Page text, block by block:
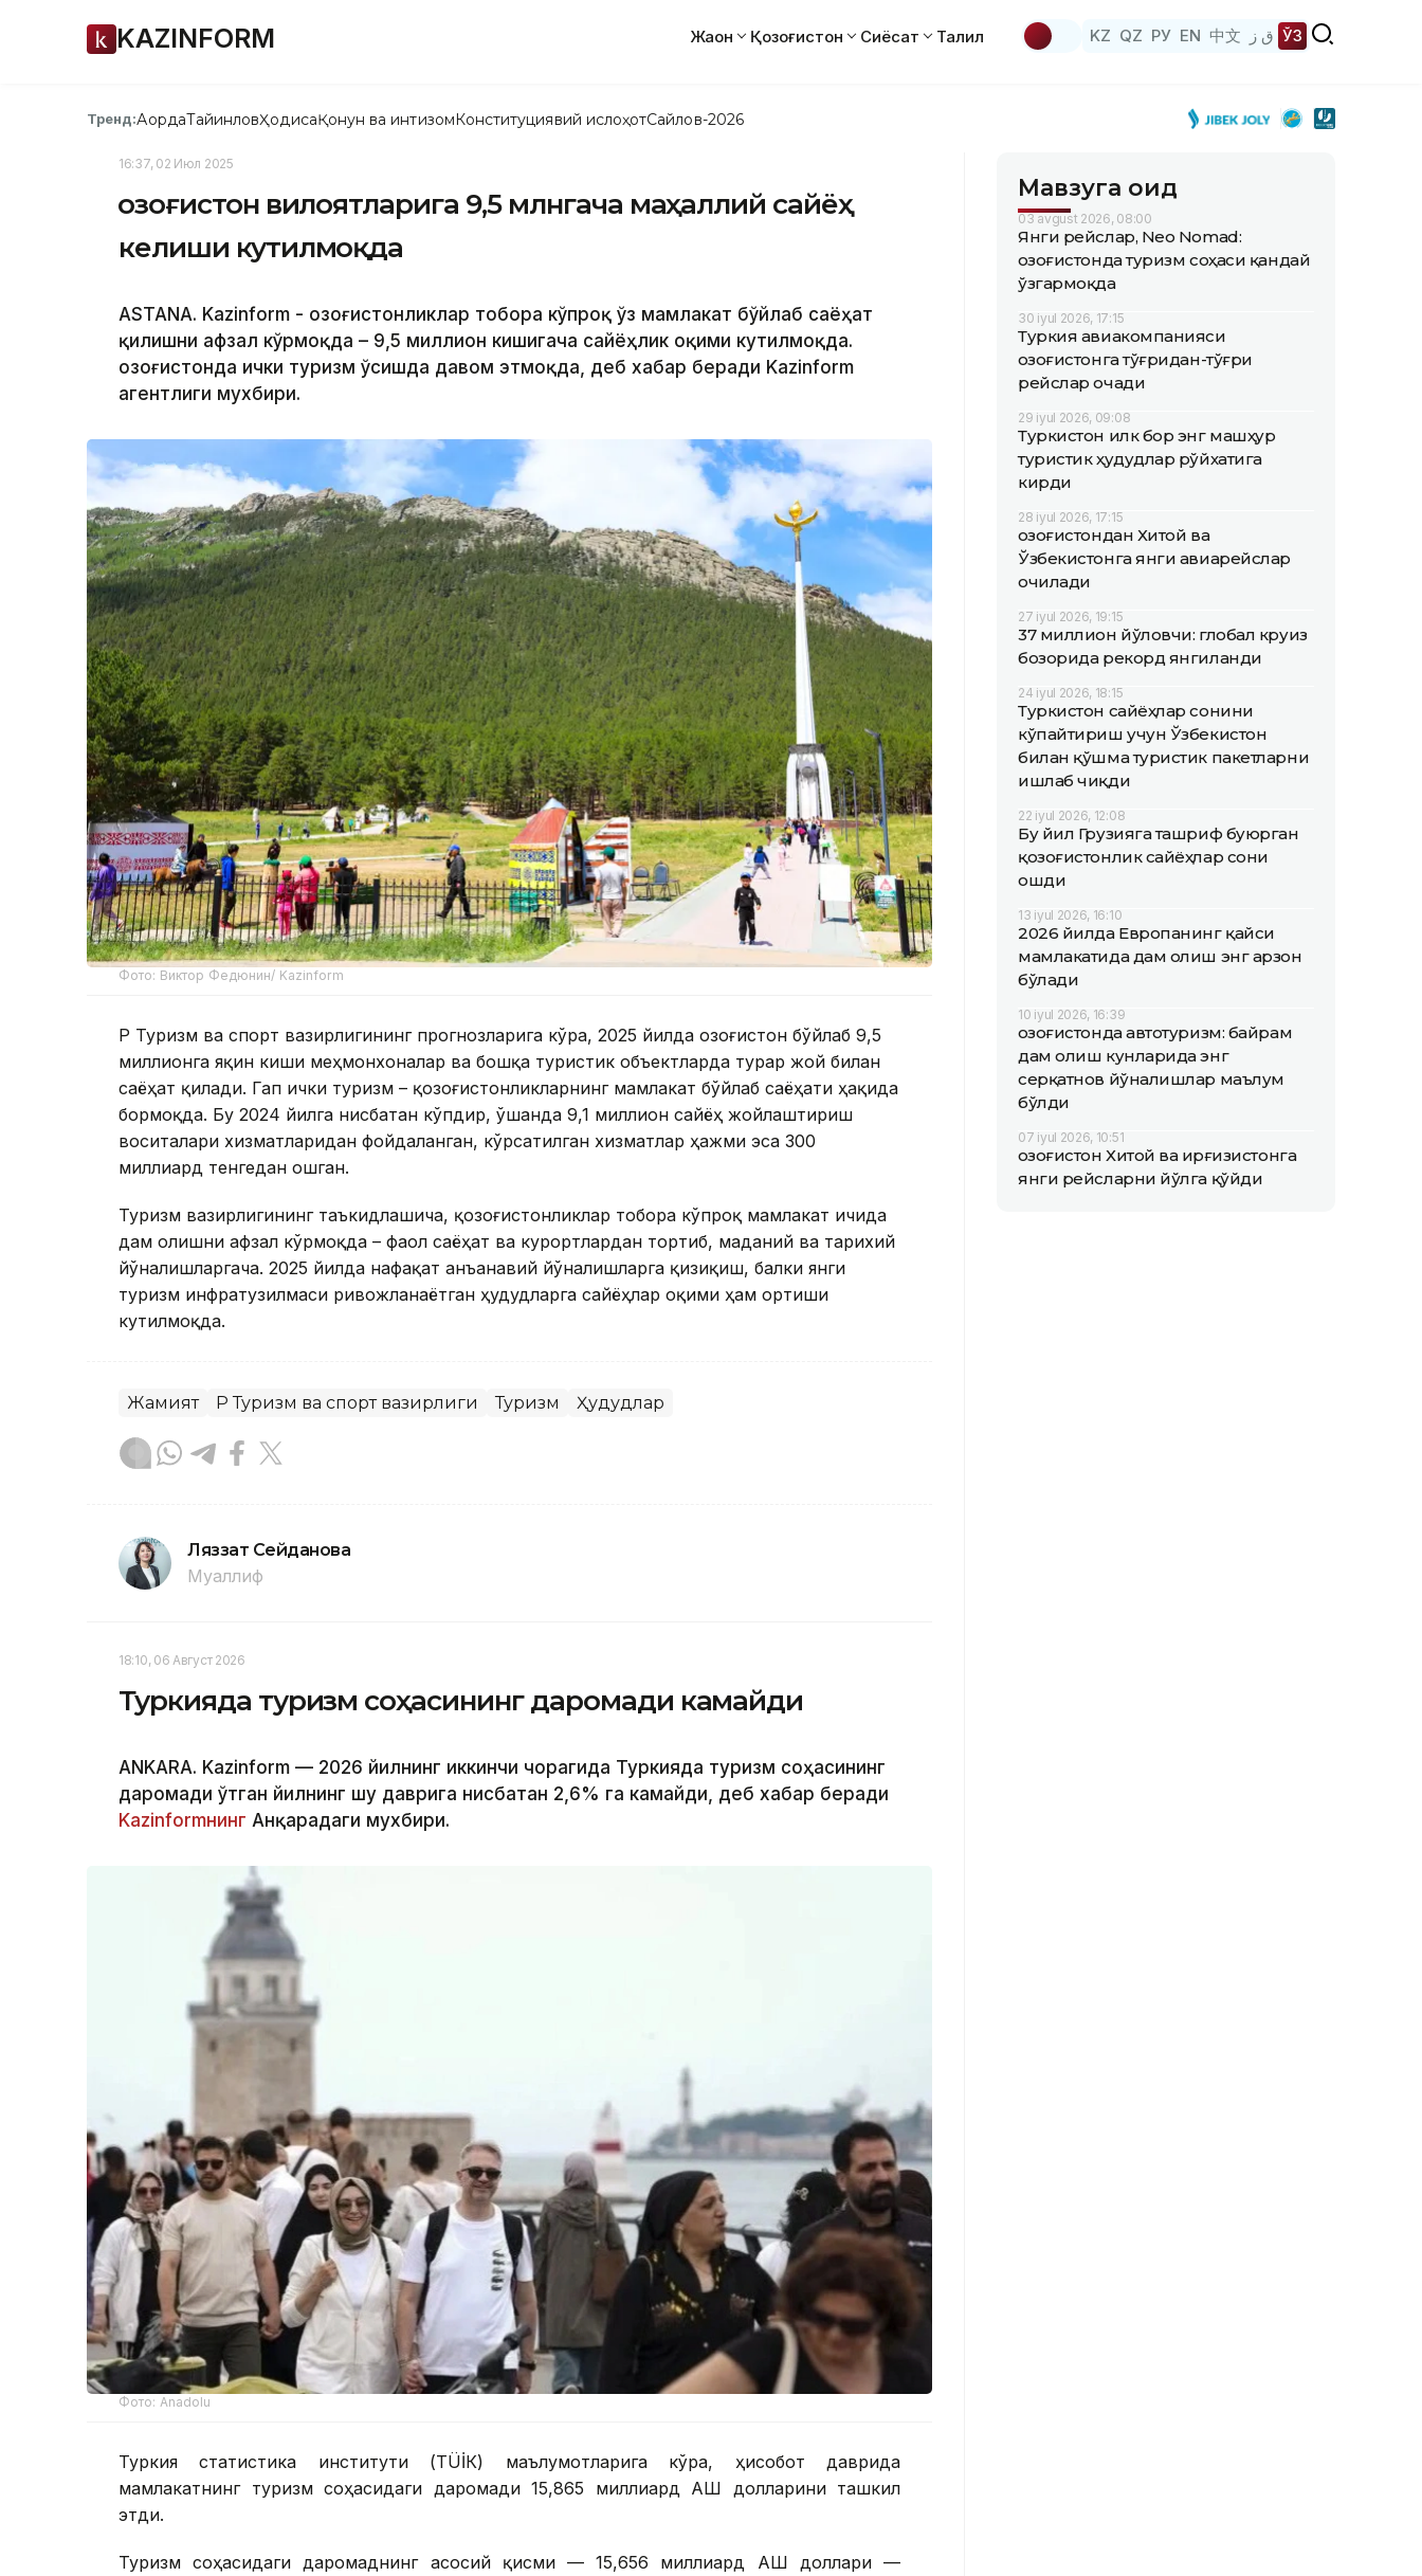
KAZINFORM Жаҳон Қозоғистон Сиёсат Таҳлил KZ QZ РУ EN 中文 ق ز ЎЗ
Тренд:АқордаТайинловҲодисаҚонун ва интизомКонституциявий ислоҳотСайлов-2026
16:37, 02 Июл 2025
Қозоғистон вилоятларига 9,5 млнгача маҳаллий сайёҳ
келиши кутилмоқда
ASTANA. Kazinform - Қозоғистонликлар тобора кўпроқ ўз мамлакат бўйлаб саёҳат
қилишни афзал кўрмоқда – 9,5 миллион кишигача сайёҳлик оқими кутилмоқда.
Қозоғистонда ички туризм ўсишда давом этмоқда, деб хабар беради Kazinform
агентлиги мухбири.
Фото: Виктор Федюнин/ Kazinform
ҚР Туризм ва спорт вазирлигининг прогнозларига кўра, 2025 йилда Қозоғистон бўйлаб 9,5
миллионга яқин киши меҳмонхоналар ва бошқа туристик объектларда турар жой билан
саёҳат қилади. Гап ички туризм – қозоғистонликларнинг мамлакат бўйлаб саёҳати ҳақида
бормоқда. Бу 2024 йилга нисбатан кўпдир, ўшанда 9,1 миллион сайёҳ жойлаштириш
воситалари хизматларидан фойдаланган, кўрсатилган хизматлар ҳажми эса 300
миллиард тенгедан ошган.
Туризм вазирлигининг таъкидлашича, қозоғистонликлар тобора кўпроқ мамлакат ичида
дам олишни афзал кўрмоқда – фаол саёҳат ва курортлардан тортиб, маданий ва тарихий
йўналишларгача. 2025 йилда нафақат анъанавий йўналишларга қизиқиш, балки янги
туризм инфратузилмаси ривожланаётган ҳудудларга сайёҳлар оқими ҳам ортиши
кутилмоқда.
Жамият ҚР Туризм ва спорт вазирлиги Туризм Ҳудудлар
Ляззат Сейданова
Муаллиф
18:10, 06 Август 2026
Туркияда туризм соҳасининг даромади камайди
ANKARA. Kazinform — 2026 йилнинг иккинчи чорагида Туркияда туризм соҳасининг
даромади ўтган йилнинг шу даврига нисбатан 2,6% га камайди, деб хабар беради
Kazinformнинг Анқарадаги мухбири.
Фото: Anadolu
Туркия статистика институти (ТÜİК) маълумотларига кўра, ҳисобот даврида
мамлакатнинг туризм соҳасидаги даромади 15,865 миллиард АҚШ долларини ташкил
этди.
Туризм соҳасидаги даромаднинг асосий қисми — 15,656 миллиард АҚШ доллари —
Мавзуга оид
03 avgust 2026, 08:00
Янги рейслар, Neo Nomad:
Қозоғистонда туризм соҳаси қандай
ўзгармоқда
30 iyul 2026, 17:15
Туркия авиакомпанияси
Қозоғистонга тўғридан-тўғри
рейслар очади
29 iyul 2026, 09:08
Туркистон илк бор энг машҳур
туристик ҳудудлар рўйхатига
кирди
28 iyul 2026, 17:15
Қозоғистондан Хитой ва
Ўзбекистонга янги авиарейслар
очилади
27 iyul 2026, 19:15
37 миллион йўловчи: глобал круиз
бозорида рекорд янгиланди
24 iyul 2026, 18:15
Туркистон сайёҳлар сонини
кўпайтириш учун Ўзбекистон
билан қўшма туристик пакетларни
ишлаб чиқди
22 iyul 2026, 12:08
Бу йил Грузияга ташриф буюрган
қозоғистонлик сайёҳлар сони
ошди
13 iyul 2026, 16:10
2026 йилда Европанинг қайси
мамлакатида дам олиш энг арзон
бўлади
10 iyul 2026, 16:39
Қозоғистонда автотуризм: байрам
дам олиш кунларида энг
серқатнов йўналишлар маълум
бўлди
07 iyul 2026, 10:51
Қозоғистон Хитой ва Қирғизистонга
янги рейсларни йўлга қўйди